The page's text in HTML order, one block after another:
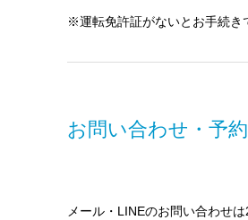
※運転免許証がないとお手続き
お問い合わせ・予約
メール・LINEのお問い合わせ